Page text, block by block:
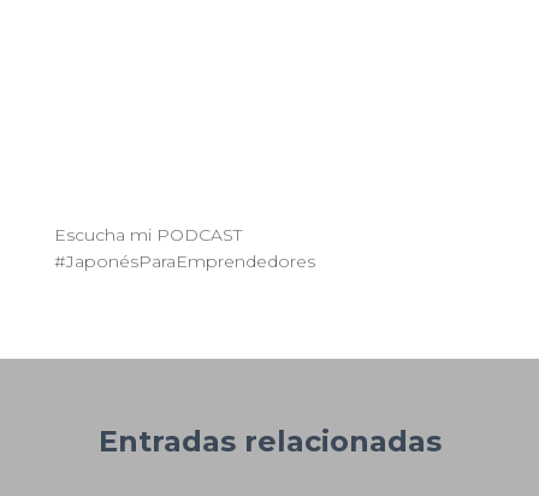
Escucha mi PODCAST
#JaponésParaEmprendedores
Entradas relacionadas